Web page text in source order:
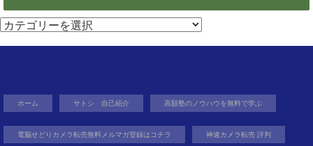
カ
ホーム サトシ 自己紹介 高額塾のノウハウを無料で学ぶ
電脳せどりカメラ転売無料メルマガ登録はコチラ 神速カメラ転売 評判